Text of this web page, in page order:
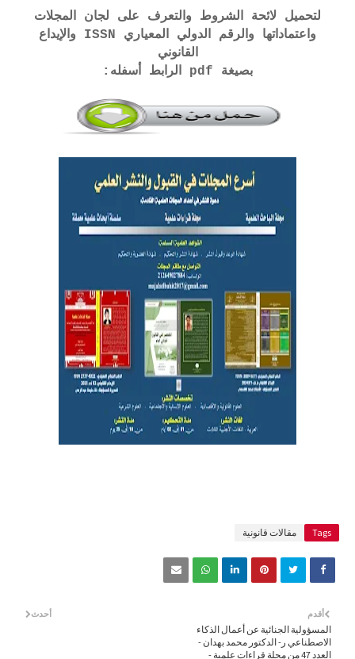
لتحميل لائحة الشروط والتعرف على لجان المجلات
واعتماداتها والرقم الدولي المعياري ISSN والإيداع
القانوني
بصيغة pdf الرابط أسفله:
Tags مقالات قانونية
أحدث أقدم
المسؤولية الجنائية عن أعمال الذكاء
الاصطناعي ر- الدكتور محمد بهدان -
العدد 47 من مجلة قراءات علمية -